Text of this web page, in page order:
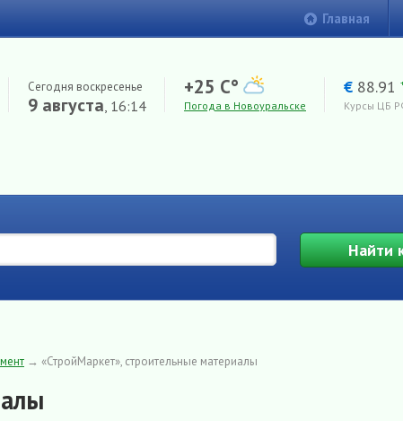
Главная
Сегодня воскресенье
9 августа, 16:14
+25 C°
Погода в Новоуральске
€ 88.91
Курсы ЦБ
Найти
→ «СтройМаркет», строительные материалы